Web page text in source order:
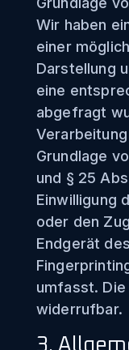
Wir haben
einer
Darstellung
eine
abgefragt
Grundlage
und § 25
Einwilligung
oder den
Endgerät
umfasst.
widerrufbar.
3.